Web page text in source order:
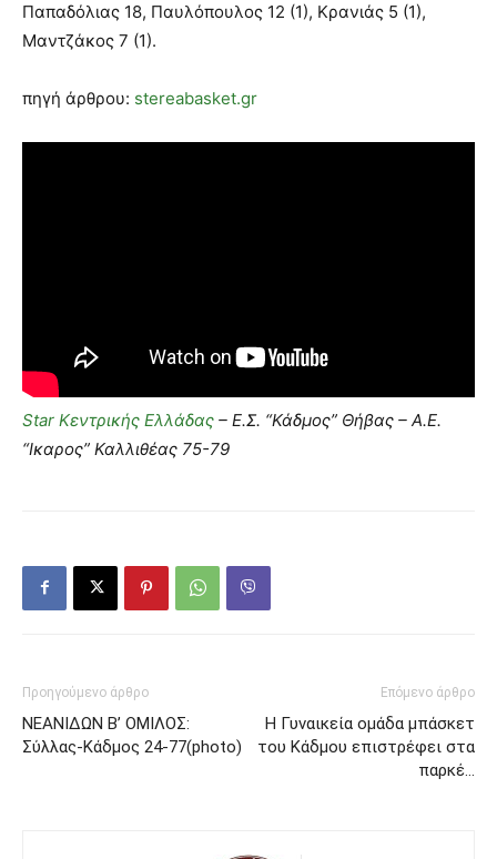
Παπαδόλιας 18, Παυλόπουλος 12 (1), Κρανιάς 5 (1),
Μαντζάκος 7 (1).
πηγή άρθρου: stereabasket.gr
Star Κεντρικής Ελλάδας – Ε.Σ. “Κάδμος” Θήβας – Α.Ε.
“Ικαρος” Καλλιθέας 75-79
Προηγούμενο άρθρο
ΝΕΑΝΙΔΩΝ Β’ ΟΜΙΛΟΣ:
Σύλλας-Κάδμος 24-77(photo)
Επόμενο άρθρο
Η Γυναικεία ομάδα μπάσκετ
του Κάδμου επιστρέφει στα
παρκέ…